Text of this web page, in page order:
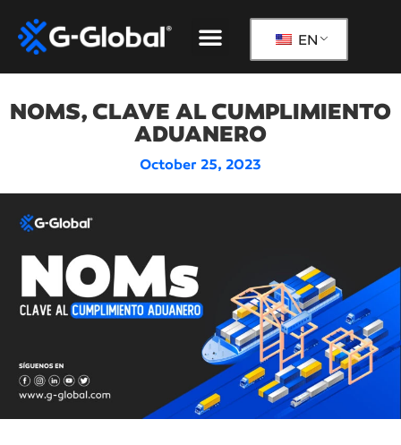
EN
NOMS, CLAVE AL CUMPLIMIENTO
ADUANERO
October 25, 2023